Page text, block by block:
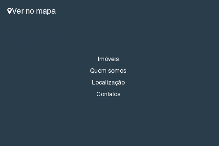
Ver no mapa
Imóveis
Quem somos
Localização
Contatos